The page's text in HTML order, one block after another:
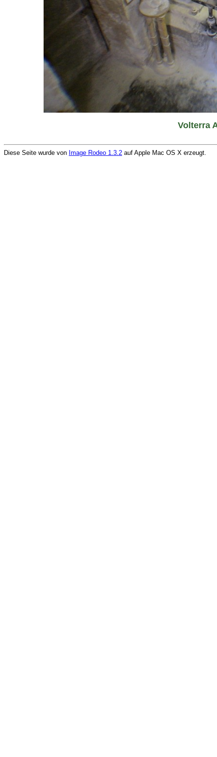
Volterra
Diese Seite wurde von Image Rodeo 1.3.2 auf Apple Mac OS X erzeugt.